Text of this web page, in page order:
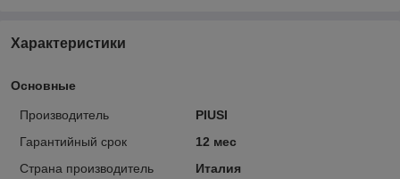
Характеристики
Основные
Производитель
PIUSI
Гарантийный срок
12 мес
Страна производитель
Италия